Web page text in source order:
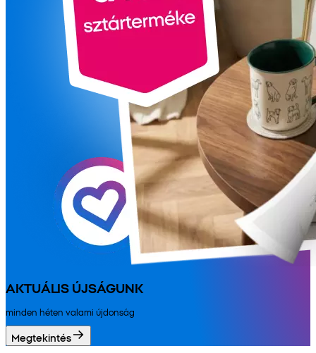
AKTUÁLIS ÚJSÁGUNK
minden héten valami újdonság
Megtekintés